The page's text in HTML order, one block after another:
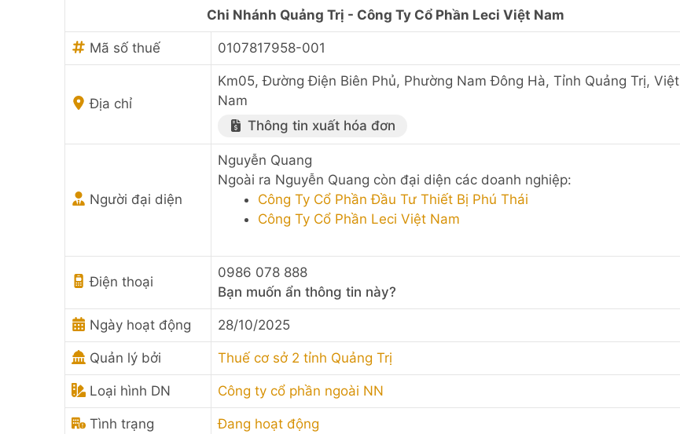
Chi Nhánh Quảng Trị - Công Ty Cổ Phần Leci Việt Nam
Mã số thuế 0107817958-001
Địa chỉ
Km05, Đường Điện Biên Phủ, Phường Nam Đông Hà, Tỉnh Quảng Trị, Việt
Nam
Thông tin xuất hóa đơn
Người đại diện
Nguyễn Quang
Ngoài ra Nguyễn Quang còn đại diện các doanh nghiệp:
Công Ty Cổ Phần Đầu Tư Thiết Bị Phú Thái
Công Ty Cổ Phần Leci Việt Nam
Điện thoại
0986 078 888
Bạn muốn ẩn thông tin này?
Ngày hoạt động 28/10/2025
Quản lý bởi Thuế cơ sở 2 tỉnh Quảng Trị
Loại hình DN Công ty cổ phần ngoài NN
Tình trạng Đang hoạt động